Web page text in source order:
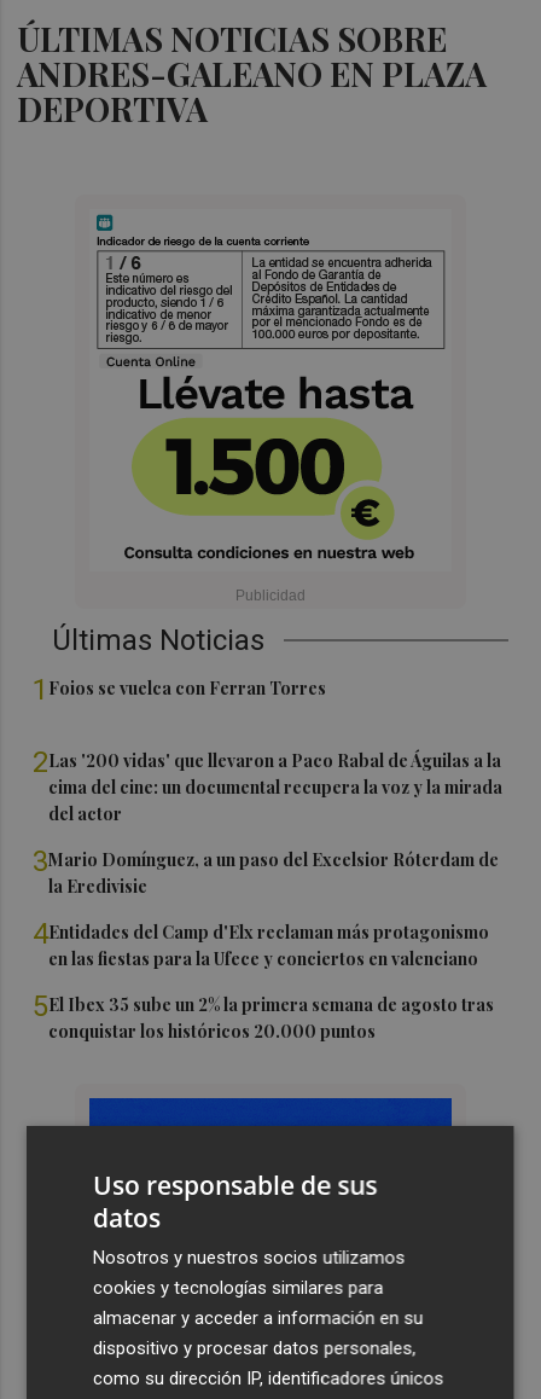
ÚLTIMAS NOTICIAS SOBRE
ANDRES-GALEANO EN PLAZA
DEPORTIVA
Últimas Noticias
1 Foios se vuelca con Ferran Torres
2Las '200 vidas' que llevaron a Paco Rabal de Águilas a la
cima del cine: un documental recupera la voz y la mirada
del actor
3Mario Domínguez, a un paso del Excelsior Róterdam de
la Eredivisie
4Entidades del Camp d'Elx reclaman más protagonismo
en las fiestas para la Ufece y conciertos en valenciano
5El Ibex 35 sube un 2% la primera semana de agosto tras
conquistar los históricos 20.000 puntos
Uso responsable de sus
datos
Nosotros y nuestros socios utilizamos
cookies y tecnologías similares para
almacenar y acceder a información en su
dispositivo y procesar datos personales,
como su dirección IP, identificadores únicos